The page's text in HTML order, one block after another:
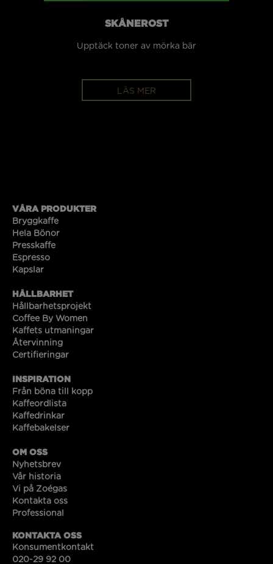
SKÅNEROST
Upptäck toner av mörka bär
LÄS MER
VÅRA PRODUKTER
Bryggkaffe
Hela Bönor
Presskaffe
Espresso
Kapslar
HÅLLBARHET
Hållbarhetsprojekt
Coffee By Women
Kaffets utmaningar
Återvinning
Certifieringar
INSPIRATION
Från böna till kopp
Kaffeordlista
Kaffedrinkar
Kaffebakelser
OM OSS
Nyhetsbrev
Vår historia
Vi på Zoégas
Kontakta oss
Professional
KONTAKTA OSS
Konsumentkontakt
020-29 92 00